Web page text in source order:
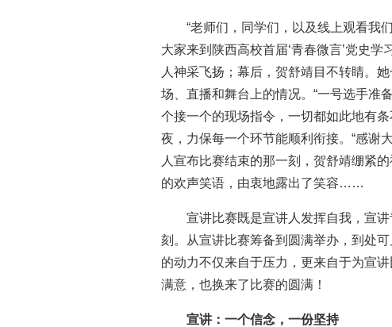
“老师们，同学们，以及线上观看我
大家来到陕西高校首届‘青春微言’党史
人神采飞扬；幕后，贺舒靖目不转睛。
场、直播和舞台上的情况。“一号选手准
个接一个的现场指令，一切都如此地有
夜，力保每一个环节能顺利衔接。“感谢
人宣布比赛结束的那一刻，贺舒靖绷紧
的欢声笑语，由衷地露出了笑容……
宣讲比赛既是宣讲人发挥自我，宣
刻。从宣讲比赛筹备到圆满举办，到处
的动力不仅来自于压力，更来自于为宣
满意，也换来了比赛的圆满！
宣讲：一个信念，一份坚持